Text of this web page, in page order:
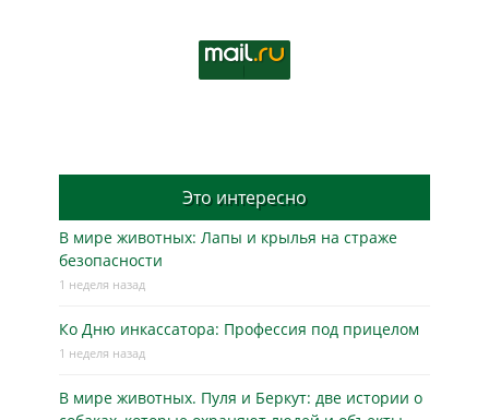
Это интересно
В мире животных: Лапы и крылья на страже
безопасности
1 неделя назад
Ко Дню инкассатора: Профессия под прицелом
1 неделя назад
В мире животных. Пуля и Беркут: две истории о